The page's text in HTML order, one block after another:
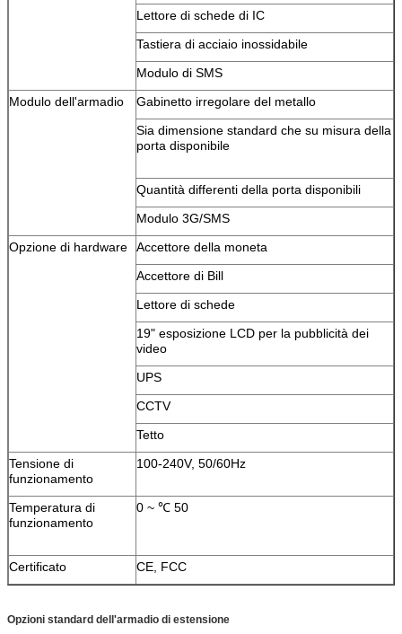
Lettore di schede di IC
Tastiera di acciaio inossidabile
Modulo di SMS
Modulo dell'armadio
Gabinetto irregolare del metallo
Sia dimensione standard che su misura della
porta disponibile
Quantità differenti della porta disponibili
Modulo 3G/SMS
Opzione di hardware
Accettore della moneta
Accettore di Bill
Lettore di schede
19" esposizione LCD per la pubblicità dei
video
UPS
CCTV
Tetto
Tensione di
funzionamento
100-240V, 50/60Hz
Temperatura di
funzionamento
0 ~ ℃ 50
Certificato CE, FCC
Opzioni standard dell'armadio di estensione